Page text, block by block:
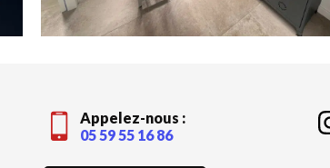
Appelez-nous :
05 59 55 16 86